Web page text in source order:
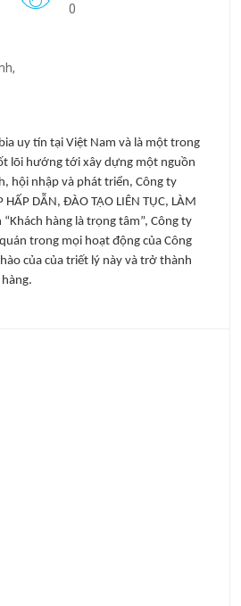
0
uy tín tại Việt Nam và là một trong
lõi hướng tới xây dựng một nguồn
hội nhập và phát triển, Công ty
DẪN, ĐÀO TẠO LIÊN TỤC, LÀM
hàng là trọng tâm”, Công ty
trong mọi hoạt động của Công
của của triết lý này và trở thành